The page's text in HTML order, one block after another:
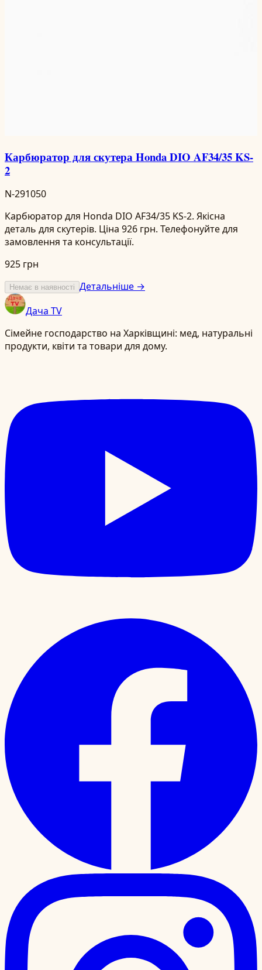
Карбюратор для скутера Honda DIO AF34/35 KS-
2
N-291050
Карбюратор для Honda DIO AF34/35 KS-2. Якісна
деталь для скутерів. Ціна 926 грн. Телефонуйте для
замовлення та консультації.
925 грн
Немає в наявності Детальніше →
Дача TV
Сімейне господарство на Харківщині: мед, натуральні
продукти, квіти та товари для дому.